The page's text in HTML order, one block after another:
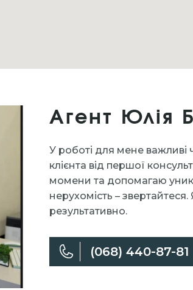
Агент Юлія
У роботі для мене важливі
клієнта від першої
момени та допомагаю
нерухомість –
результативно.
(068) 440-87-81